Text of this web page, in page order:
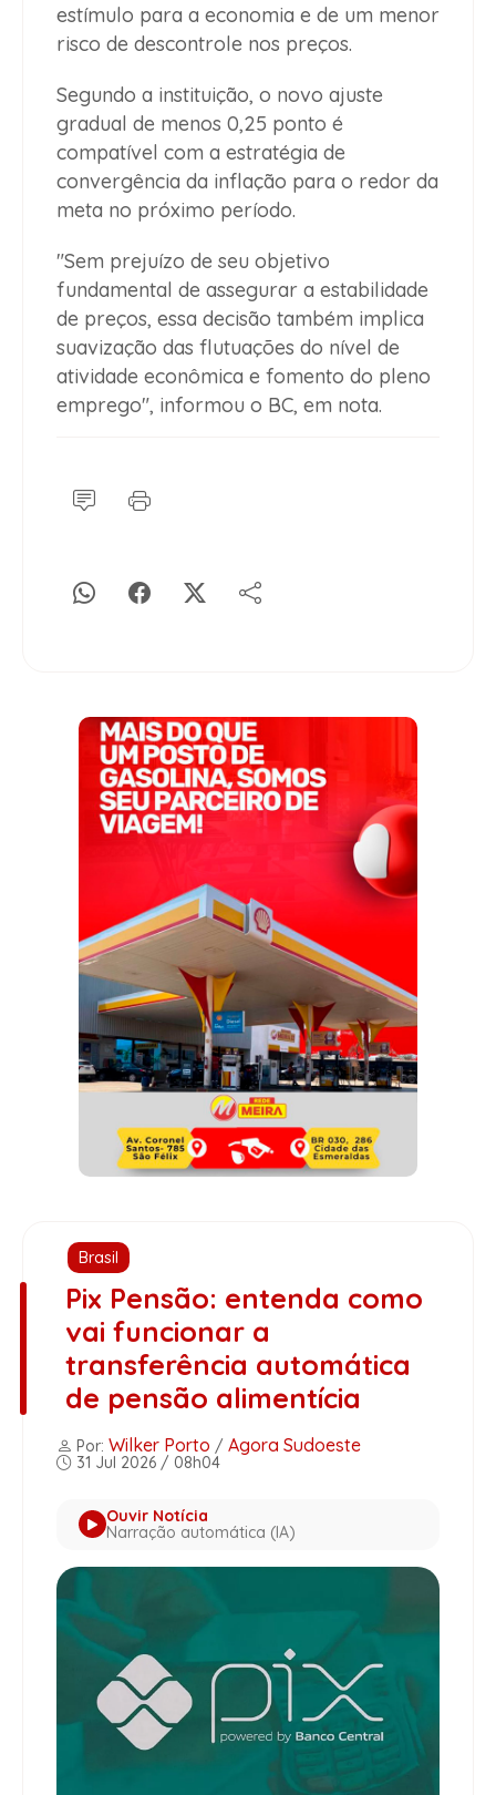
estímulo para a economia e de um menor
risco de descontrole nos preços.
Segundo a instituição, o novo ajuste
gradual de menos 0,25 ponto é
compatível com a estratégia de
convergência da inflação para o redor da
meta no próximo período.
"Sem prejuízo de seu objetivo
fundamental de assegurar a estabilidade
de preços, essa decisão também implica
suavização das flutuações do nível de
atividade econômica e fomento do pleno
emprego", informou o BC, em nota.
Brasil
Pix Pensão: entenda como
vai funcionar a
transferência automática
de pensão alimentícia
Por: Wilker Porto / Agora Sudoeste
31 Jul 2026 / 08h04
Ouvir Notícia
Narração automática (IA)